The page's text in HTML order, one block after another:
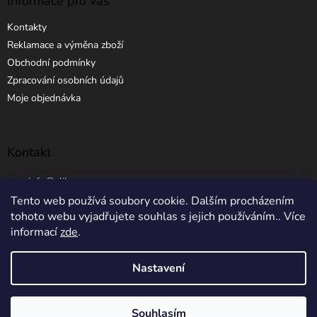
Tento web používá soubory cookie. Dalším procházením
tohoto webu vyjadřujete souhlas s jejich používáním.. Více
informacízde.
Nastavení
Souhlasím
Kontakty
Reklamace a výměna zboží
Obchodní podmínky
Zpracování osobních údajů
Moje objednávka
Kontakt
info @ elibros.cz
+420 734 184 444